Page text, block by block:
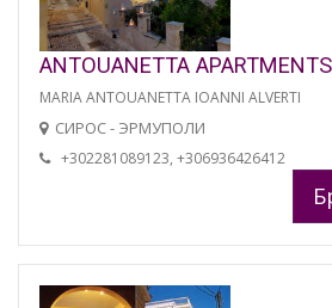
ANTOUANETTA APARTMENTS
MARIA ANTOUANETTA IOANNI ALVERTI
СИРОС - ЭРМУПОЛИ
+302281089123, +306936426412